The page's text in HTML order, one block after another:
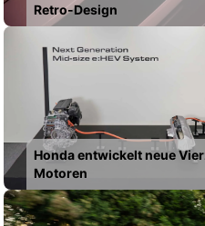
Retro-Design
Honda entwickelt neue
Motoren